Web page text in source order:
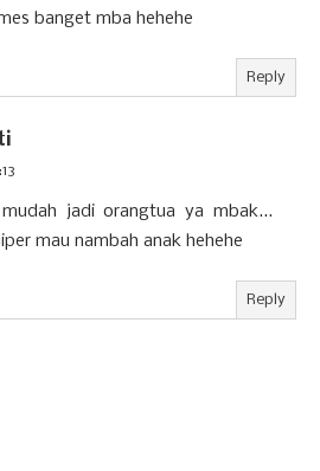
banget mba hehehe
Reply
jadi orangtua ya mbak...
mau nambah anak hehehe
Reply